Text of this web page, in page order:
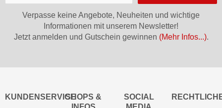
Verpasse keine Angebote, Neuheiten und wichtige
Informationen mit unserem Newsletter!
Jetzt anmelden und Gutschein gewinnen (Mehr Infos...).
KUNDENSERVICESHOPS &
SOCIAL